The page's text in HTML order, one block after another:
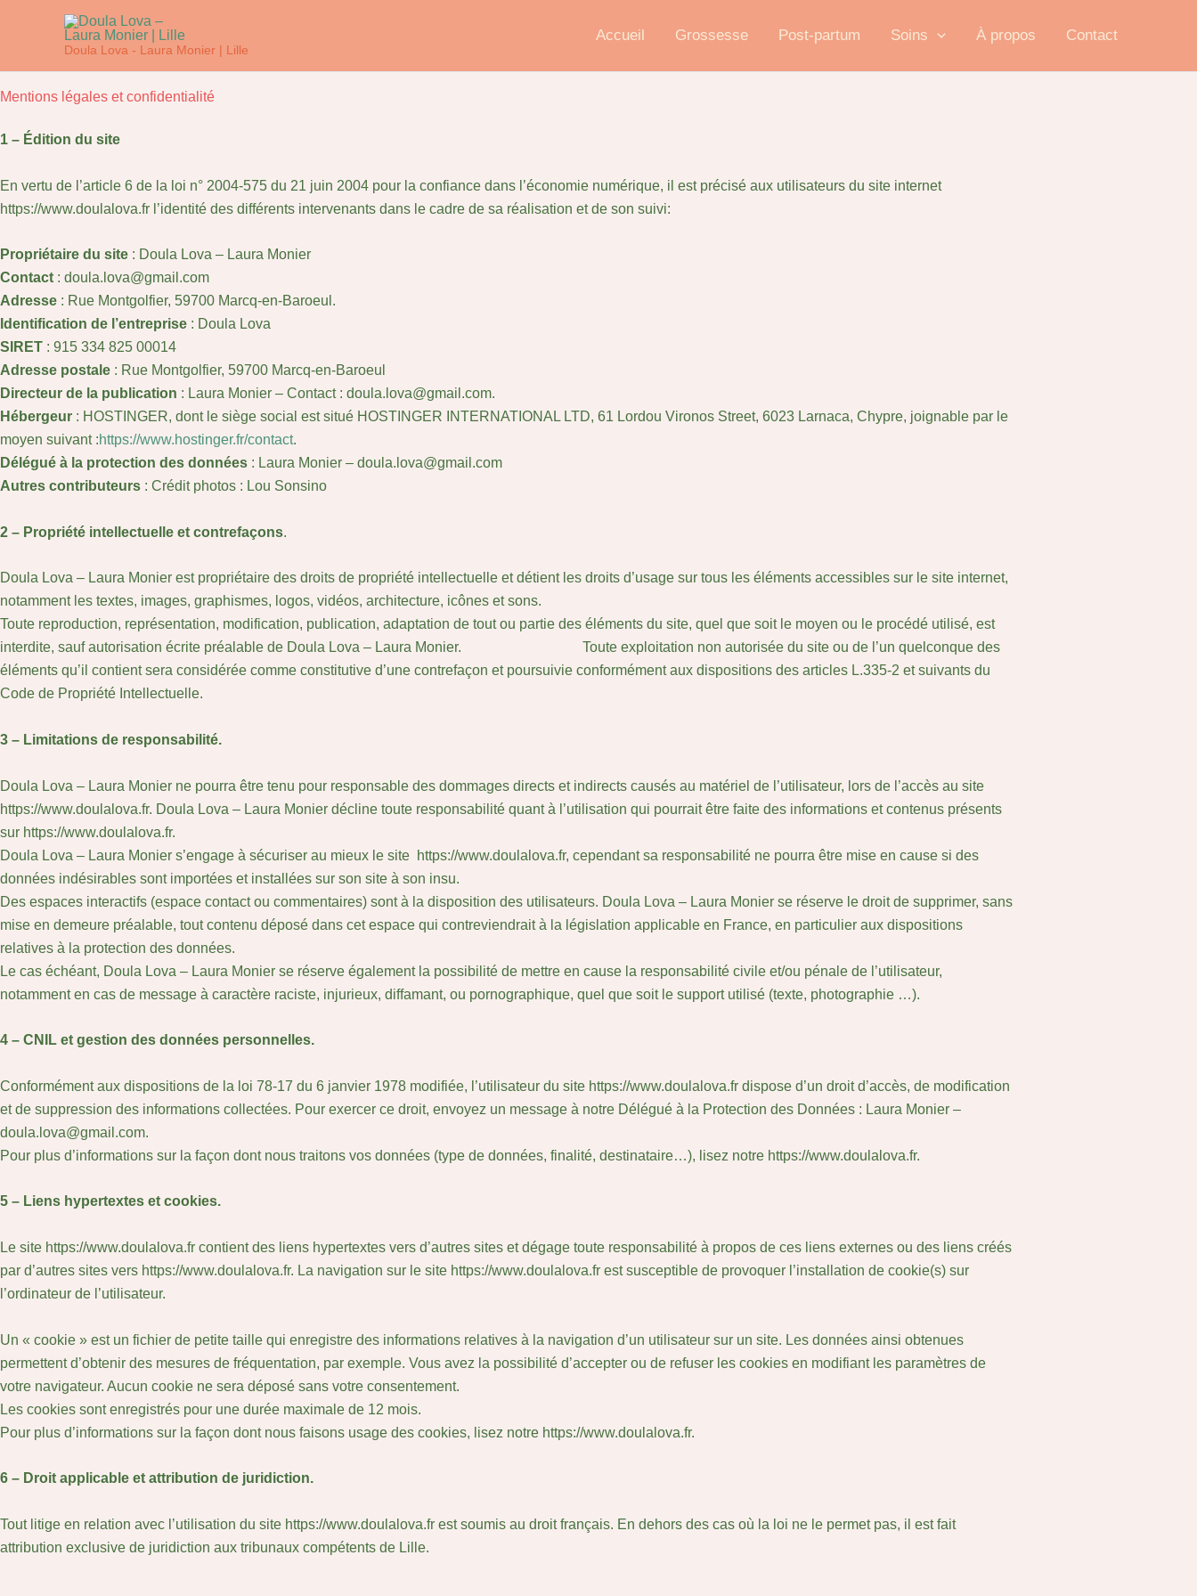
Doula Lova - Laura Monier | Lille
Accueil Grossesse Post-partum Soins À propos Contact
Mentions légales et confidentialité
1 – Édition du site
En vertu de l’article 6 de la loi n° 2004-575 du 21 juin 2004 pour la confiance dans l’économie numérique, il est précisé aux utilisateurs du site internet
https://www.doulalova.fr l’identité des différents intervenants dans le cadre de sa réalisation et de son suivi:
Propriétaire du site : Doula Lova – Laura Monier
Contact : doula.lova@gmail.com
Adresse : Rue Montgolfier, 59700 Marcq-en-Baroeul.
Identification de l’entreprise : Doula Lova
SIRET : 915 334 825 00014
Adresse postale : Rue Montgolfier, 59700 Marcq-en-Baroeul
Directeur de la publication : Laura Monier – Contact : doula.lova@gmail.com.
Hébergeur : HOSTINGER, dont le siège social est situé HOSTINGER INTERNATIONAL LTD, 61 Lordou Vironos Street, 6023 Larnaca, Chypre, joignable par le
moyen suivant :https://www.hostinger.fr/contact.
Délégué à la protection des données : Laura Monier – doula.lova@gmail.com
Autres contributeurs : Crédit photos : Lou Sonsino
2 – Propriété intellectuelle et contrefaçons.
Doula Lova – Laura Monier est propriétaire des droits de propriété intellectuelle et détient les droits d’usage sur tous les éléments accessibles sur le site internet,
notamment les textes, images, graphismes, logos, vidéos, architecture, icônes et sons.
Toute reproduction, représentation, modification, publication, adaptation de tout ou partie des éléments du site, quel que soit le moyen ou le procédé utilisé, est
interdite, sauf autorisation écrite préalable de Doula Lova – Laura Monier. Toute exploitation non autorisée du site ou de l’un quelconque des
éléments qu’il contient sera considérée comme constitutive d’une contrefaçon et poursuivie conformément aux dispositions des articles L.335-2 et suivants du
Code de Propriété Intellectuelle.
3 – Limitations de responsabilité.
Doula Lova – Laura Monier ne pourra être tenu pour responsable des dommages directs et indirects causés au matériel de l’utilisateur, lors de l’accès au site
https://www.doulalova.fr. Doula Lova – Laura Monier décline toute responsabilité quant à l’utilisation qui pourrait être faite des informations et contenus présents
sur https://www.doulalova.fr.
Doula Lova – Laura Monier s’engage à sécuriser au mieux le site https://www.doulalova.fr, cependant sa responsabilité ne pourra être mise en cause si des
données indésirables sont importées et installées sur son site à son insu.
Des espaces interactifs (espace contact ou commentaires) sont à la disposition des utilisateurs. Doula Lova – Laura Monier se réserve le droit de supprimer, sans
mise en demeure préalable, tout contenu déposé dans cet espace qui contreviendrait à la législation applicable en France, en particulier aux dispositions
relatives à la protection des données.
Le cas échéant, Doula Lova – Laura Monier se réserve également la possibilité de mettre en cause la responsabilité civile et/ou pénale de l’utilisateur,
notamment en cas de message à caractère raciste, injurieux, diffamant, ou pornographique, quel que soit le support utilisé (texte, photographie …).
4 – CNIL et gestion des données personnelles.
Conformément aux dispositions de la loi 78-17 du 6 janvier 1978 modifiée, l’utilisateur du site https://www.doulalova.fr dispose d’un droit d’accès, de modification
et de suppression des informations collectées. Pour exercer ce droit, envoyez un message à notre Délégué à la Protection des Données : Laura Monier –
doula.lova@gmail.com.
Pour plus d’informations sur la façon dont nous traitons vos données (type de données, finalité, destinataire…), lisez notre https://www.doulalova.fr.
5 – Liens hypertextes et cookies.
Le site https://www.doulalova.fr contient des liens hypertextes vers d’autres sites et dégage toute responsabilité à propos de ces liens externes ou des liens créés
par d’autres sites vers https://www.doulalova.fr. La navigation sur le site https://www.doulalova.fr est susceptible de provoquer l’installation de cookie(s) sur
l’ordinateur de l’utilisateur.
Un « cookie » est un fichier de petite taille qui enregistre des informations relatives à la navigation d’un utilisateur sur un site. Les données ainsi obtenues
permettent d’obtenir des mesures de fréquentation, par exemple. Vous avez la possibilité d’accepter ou de refuser les cookies en modifiant les paramètres de
votre navigateur. Aucun cookie ne sera déposé sans votre consentement.
Les cookies sont enregistrés pour une durée maximale de 12 mois.
Pour plus d’informations sur la façon dont nous faisons usage des cookies, lisez notre https://www.doulalova.fr.
6 – Droit applicable et attribution de juridiction.
Tout litige en relation avec l’utilisation du site https://www.doulalova.fr est soumis au droit français. En dehors des cas où la loi ne le permet pas, il est fait
attribution exclusive de juridiction aux tribunaux compétents de Lille.